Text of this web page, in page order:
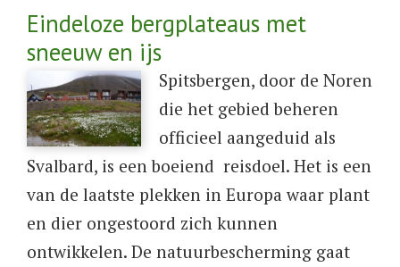
Eindeloze bergplateaus met
sneeuw en ijs
​Spitsbergen, door de Noren
die het gebied beheren
officieel aangeduid als
Svalbard, is een boeiend reisdoel. Het is een
van de laatste plekken in Europa waar plant
en dier ongestoord zich kunnen
ontwikkelen. De natuurbescherming gaat